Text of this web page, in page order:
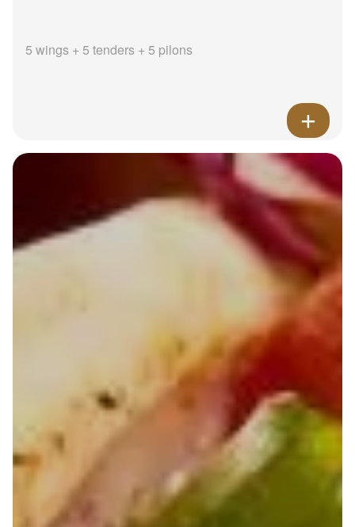
5 wings + 5 tenders + 5 pilons